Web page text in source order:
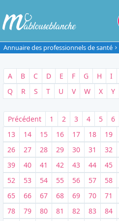
Annuaire des professionnels de santé
A B C D E F G H I
Q
R S T U V W X Y
Précédent 1 2 3 4 5 6
13
14 15 16 17 18 19
26
27 28 29 30 31 32
39
40 41 42 43 44 45
52
53 54 55 56 57 58
65
66 67 68 69 70 71
78
79 80 81 82 83 84